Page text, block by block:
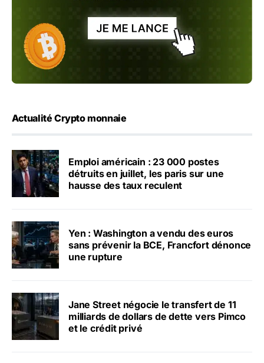
Actualité Crypto monnaie
Emploi américain : 23 000 postes
détruits en juillet, les paris sur une
hausse des taux reculent
Yen : Washington a vendu des euros
sans prévenir la BCE, Francfort dénonce
une rupture
Jane Street négocie le transfert de 11
milliards de dollars de dette vers Pimco
et le crédit privé